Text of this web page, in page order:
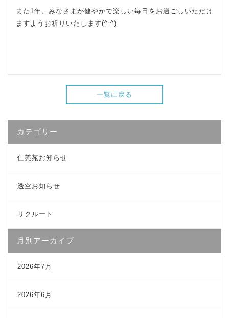
また1年、みなさまが健やかで楽しい毎日をお過ごしいただけ
ますようお祈りいたします(^-^)
一覧に戻る
カテゴリー
仁慈苑お知らせ
透空お知らせ
リクルート
月別アーカイブ
2026年7月
2026年6月